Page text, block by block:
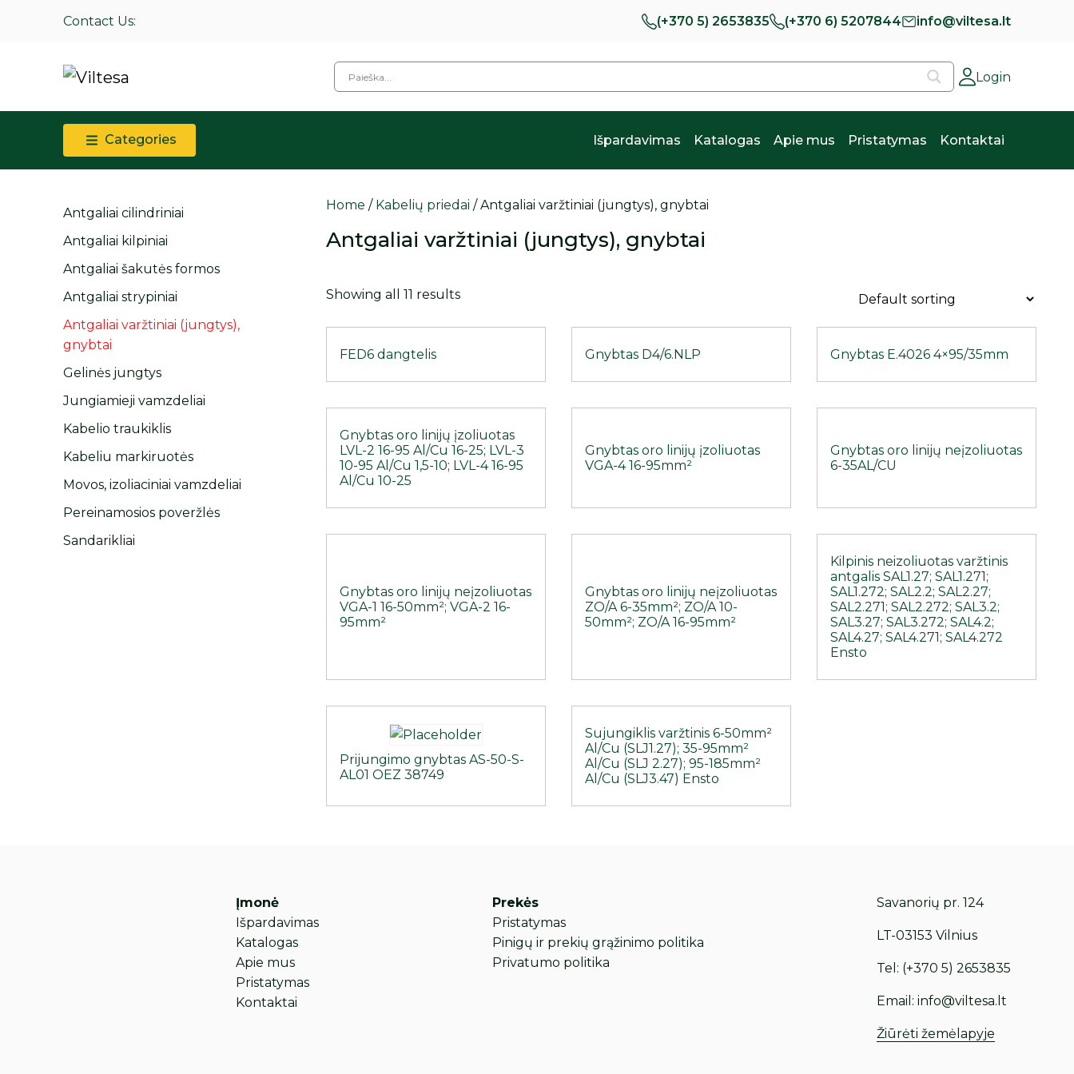
Contact Us: (+370 5) 2653835 (+370 6) 5207844 info@viltesa.lt
Login
Categories Išpardavimas Katalogas Apie mus Pristatymas Kontaktai
Antgaliai cilindriniai
Antgaliai kilpiniai
Antgaliai šakutės formos
Antgaliai strypiniai
Antgaliai varžtiniai (jungtys),
gnybtai
Gelinės jungtys
Jungiamieji vamzdeliai
Kabelio traukiklis
Kabeliu markiruotės
Movos, izoliaciniai vamzdeliai
Pereinamosios poveržlės
Sandarikliai
Home / Kabelių priedai / Antgaliai varžtiniai (jungtys), gnybtai
Antgaliai varžtiniai (jungtys), gnybtai
Showing all 11 results
FED6 dangtelis Gnybtas D4/6.NLP Gnybtas E.4026 4×95/35mm
Gnybtas oro linijų įzoliuotas
LVL-2 16-95 Al/Cu 16-25; LVL-3
10-95 Al/Cu 1,5-10; LVL-4 16-95
Al/Cu 10-25
Gnybtas oro linijų įzoliuotas
VGA-4 16-95mm²
Gnybtas oro linijų neįzoliuotas
6-35AL/CU
Gnybtas oro linijų neįzoliuotas
VGA-1 16-50mm²; VGA-2 16-
95mm²
Gnybtas oro linijų neįzoliuotas
ZO/A 6-35mm²; ZO/A 10-
50mm²; ZO/A 16-95mm²
Kilpinis neizoliuotas varžtinis
antgalis SAL1.27; SAL1.271;
SAL1.272; SAL2.2; SAL2.27;
SAL2.271; SAL2.272; SAL3.2;
SAL3.27; SAL3.272; SAL4.2;
SAL4.27; SAL4.271; SAL4.272
Ensto
Prijungimo gnybtas AS-50-S-
AL01 OEZ 38749
Sujungiklis varžtinis 6-50mm²
Al/Cu (SLJ1.27); 35-95mm²
Al/Cu (SLJ 2.27); 95-185mm²
Al/Cu (SLJ3.47) Ensto
Įmonė
Išpardavimas
Katalogas
Apie mus
Pristatymas
Kontaktai
Prekės
Pristatymas
Pinigų ir prekių grąžinimo politika
Privatumo politika
Savanorių pr. 124
LT-03153 Vilnius
Tel: (+370 5) 2653835
Email: info@viltesa.lt
Žiūrėti žemėlapyje